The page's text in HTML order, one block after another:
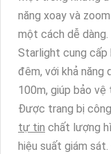
năng xoay và
một cách dễ dàng.
Starlight cung cấp
đêm, với khả năng
100m, giúp bảo vệ
Được trang bị
tự tin chất lượng
hiệu suất giám